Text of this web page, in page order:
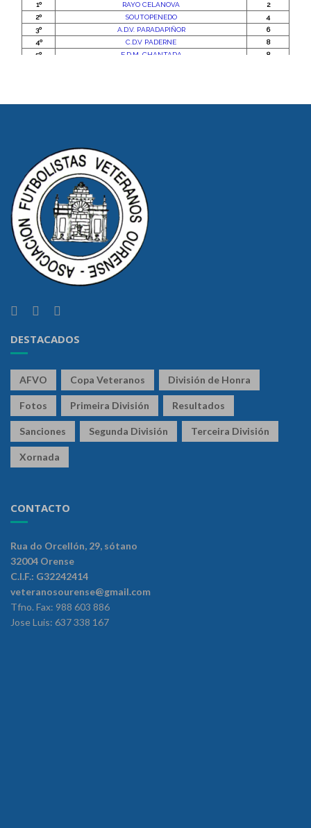
DESTACADOS
AFVO Copa Veteranos División de Honra
Fotos Primeira División Resultados
Sanciones Segunda División Terceira División
Xornada
CONTACTO
Rua do Orcellón, 29, sótano
32004 Orense
C.I.F.: G32242414
veteranosourense@gmail.com
Tfno. Fax: 988 603 886
Jose Luis: 637 338 167